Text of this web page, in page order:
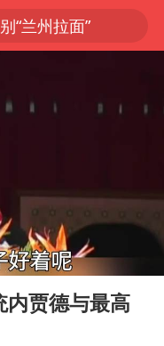
“兰州拉面”
新版全月地质图
陆地点更新
巡查组提问 工作人员偷用手机查答案
受10万获刑1年
干部带头休假
06:00
内贾德与最高